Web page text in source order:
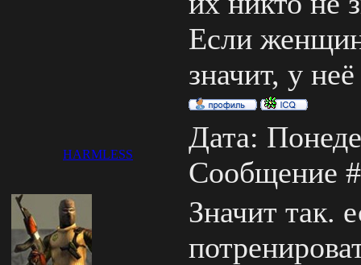
Если
значит, у
HARMLESS
Дата:
Сообщение
Значит так.